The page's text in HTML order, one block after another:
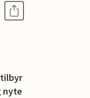
tilbyr
nyte